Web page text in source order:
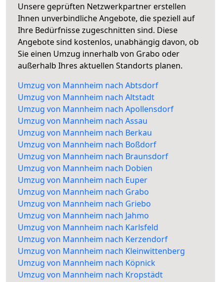
Unsere geprüften Netzwerkpartner erstellen
Ihnen unverbindliche Angebote, die speziell auf
Ihre Bedürfnisse zugeschnitten sind. Diese
Angebote sind kostenlos, unabhängig davon, ob
Sie einen Umzug innerhalb von Grabo oder
außerhalb Ihres aktuellen Standorts planen.
Umzug von Mannheim nach Abtsdorf
Umzug von Mannheim nach Altstadt
Umzug von Mannheim nach Apollensdorf
Umzug von Mannheim nach Assau
Umzug von Mannheim nach Berkau
Umzug von Mannheim nach Boßdorf
Umzug von Mannheim nach Braunsdorf
Umzug von Mannheim nach Dobien
Umzug von Mannheim nach Euper
Umzug von Mannheim nach Grabo
Umzug von Mannheim nach Griebo
Umzug von Mannheim nach Jahmo
Umzug von Mannheim nach Karlsfeld
Umzug von Mannheim nach Kerzendorf
Umzug von Mannheim nach Kleinwittenberg
Umzug von Mannheim nach Köpnick
Umzug von Mannheim nach Kropstädt